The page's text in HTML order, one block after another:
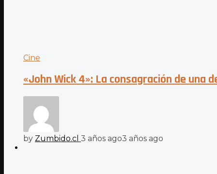
Cine
«John Wick 4»: La consagración de una
by Zumbido.cl 3 años ago3 años ago